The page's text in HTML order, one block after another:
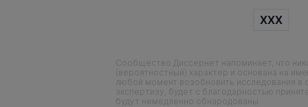
XXX
Сообщество Диссернет напоминает, что
(вероятностный) характер и основана на
любой момент возобновить исследования в
экспертизу, будет с благодарностью
будут немедленно обнародованы.